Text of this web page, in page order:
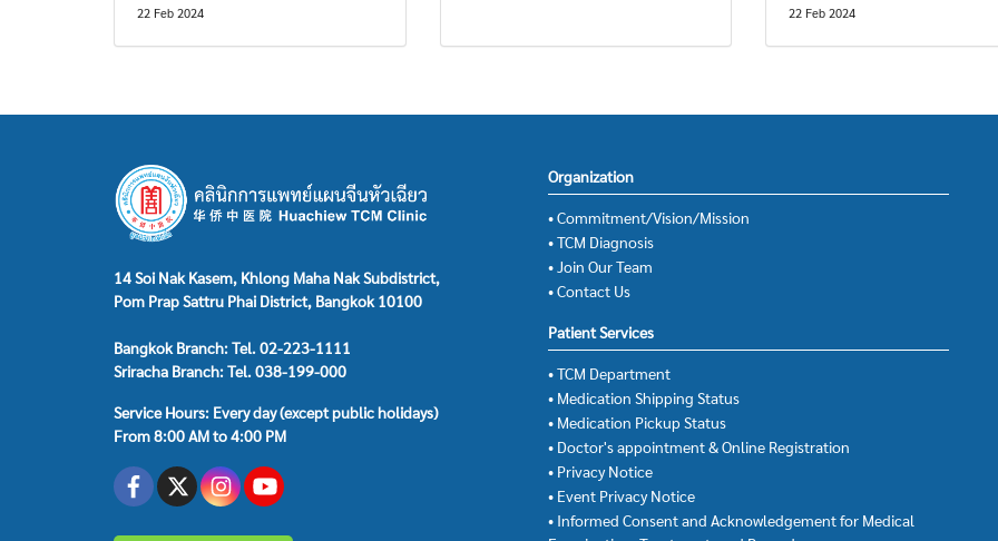
22 Feb 2024 22 Feb 2024
14 Soi Nak Kasem, Khlong Maha Nak Subdistrict,
Pom Prap Sattru Phai District, Bangkok 10100
Bangkok Branch: Tel. 02-223-1111
Sriracha Branch: Tel. 038-199-000
Service Hours: Every day (except public holidays)
From 8:00 AM to 4:00 PM
Organization
• Commitment/Vision/Mission
• TCM Diagnosis
• Join Our Team
• Contact Us
Patient Services
• TCM Department
• Medication Shipping Status
• Medication Pickup Status
• Doctor's appointment & Online Registration
• Privacy Notice
• Event Privacy Notice
• Informed Consent and Acknowledgement for Medical